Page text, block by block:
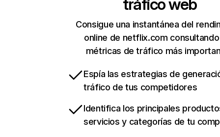
tráfico web
Consigue una instantánea del
online de netflix.com
métricas de tráfico más
Espía las estrategias de
tráfico de tus competidores
Identifica los principales
servicios y categorías de tu